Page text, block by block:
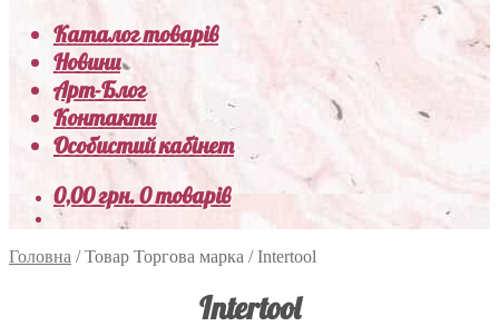
Каталог товарів
Новини
Арт-Блог
Контакти
Особистий кабінет
0,00грн.0 товарів
Головна /Товар Торгова марка /Intertool
Intertool